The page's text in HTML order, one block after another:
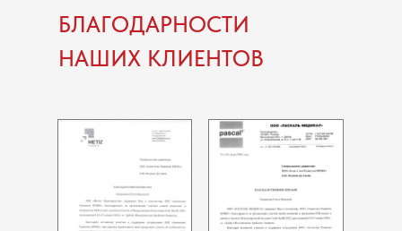
БЛАГОДАРНОСТИ
НАШИХ КЛИЕНТОВ